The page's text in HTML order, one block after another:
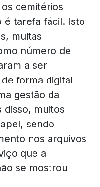
cemitérios
é tarefa fácil. Isto
muitas
número de
a ser
forma digital
gestão da
disso, muitos
sendo
nos arquivos
que a
se mostrou